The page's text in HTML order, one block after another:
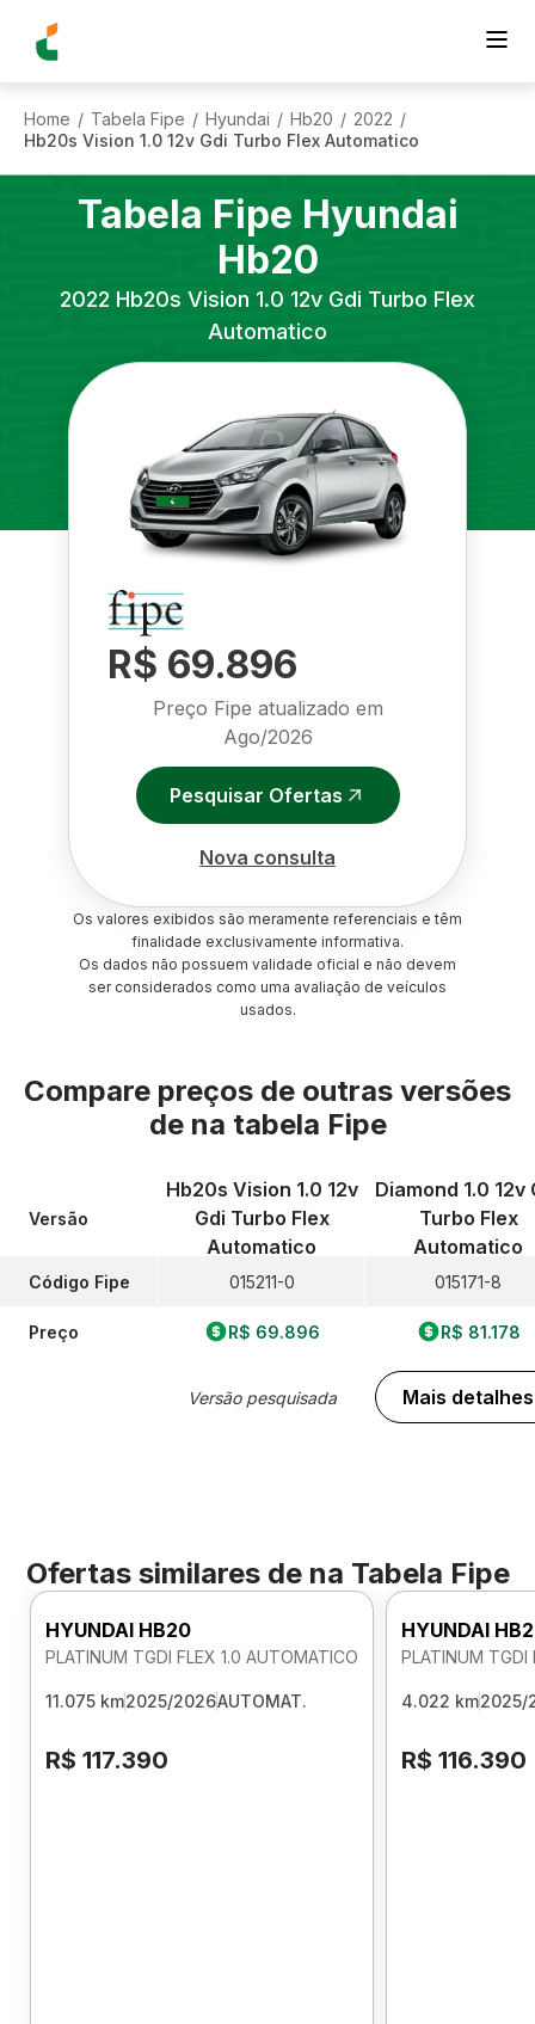
Home / Tabela Fipe / Hyundai / Hb20 / 2022 /
Hb20s Vision 1.0 12v Gdi Turbo Flex Automatico
Tabela Fipe Hyundai
Hb20
2022 Hb20s Vision 1.0 12v Gdi Turbo Flex
Automatico
R$ 69.896
Preço Fipe atualizado em
Ago/2026
Pesquisar Ofertas
Nova consulta
Os valores exibidos são meramente referenciais e têm
finalidade exclusivamente informativa.
Os dados não possuem validade oficial e não devem
ser considerados como uma avaliação de veículos
usados.
Compare preços de outras versões
de na tabela Fipe
Versão
Código Fipe
Preço
Hb20s Vision 1.0 12v
Gdi Turbo Flex
Automatico
015211-0
R$ 69.896
Versão pesquisada
Diamond 1.0 12v
Turbo Flex
Automatico
015171-8
R$ 81.178
Mais detalhes
Ofertas similares de na Tabela Fipe
HYUNDAI HB20
PLATINUM TGDI FLEX 1.0 AUTOMATICO
11.075 km2025/2026AUTOMAT.
R$ 117.390
HYUNDAI
PLATINUM TGDI
4.022 km2025/
R$ 116.390